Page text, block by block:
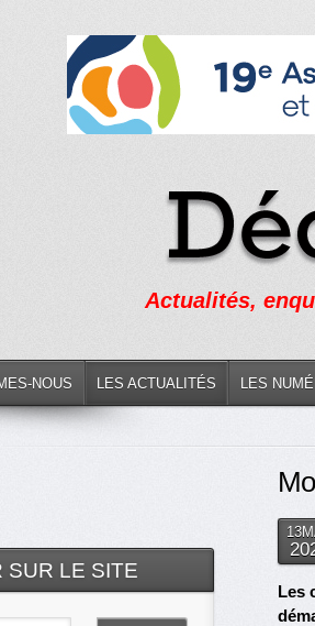
Actualités,
NOUS LES ACTUALITÉS LES
Les
SUR LE SITE